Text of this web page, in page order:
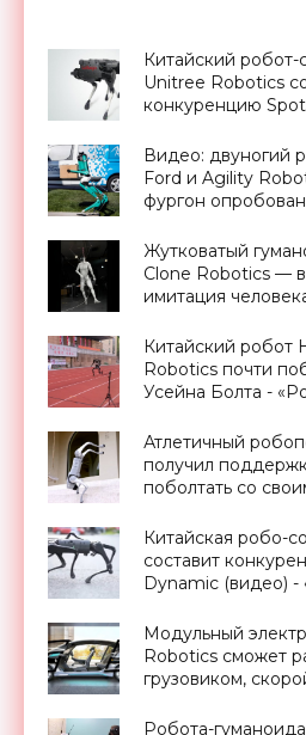
Китайский робот-
Unitree Robotics
конкуренцию
Видео: двуногий
Ford и Agility
фургон
Жутковатый
Clone Robotics —
имитация
Китайский робот
Robotics почти
Усейна Болта -
Атлетичный
получил
поболтать со
Китайская робо-
составит
Dynamic (видео) -
Модульный
Robotics сможет
грузовиком,
Робота-